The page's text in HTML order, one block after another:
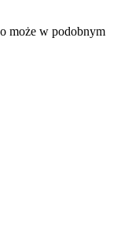
może w podobnym